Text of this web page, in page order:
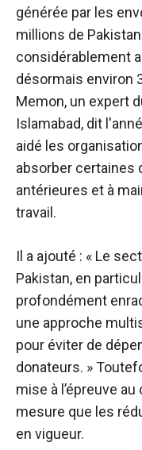
générée par les
millions de
considérablement
désormais environ
Memon, un expert
Islamabad, dit
aidé les
absorber certaines
antérieures et à
travail.
Il a ajouté : « Le
Pakistan, en
profondément
une approche
pour éviter de
donateurs. »
mise à l’épreuve
mesure que les
en vigueur.